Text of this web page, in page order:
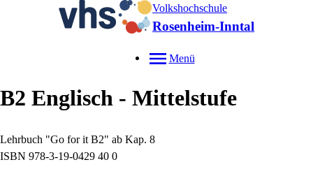
Volkshochschule
Rosenheim-Inntal
Menü
B2 Englisch - Mittelstufe
Lehrbuch "Go for it B2" ab Kap. 8
ISBN 978-3-19-0429 40 0